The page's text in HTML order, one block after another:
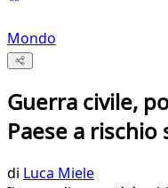
Mondo
Guerra civile,
Paese a
di Luca Miele